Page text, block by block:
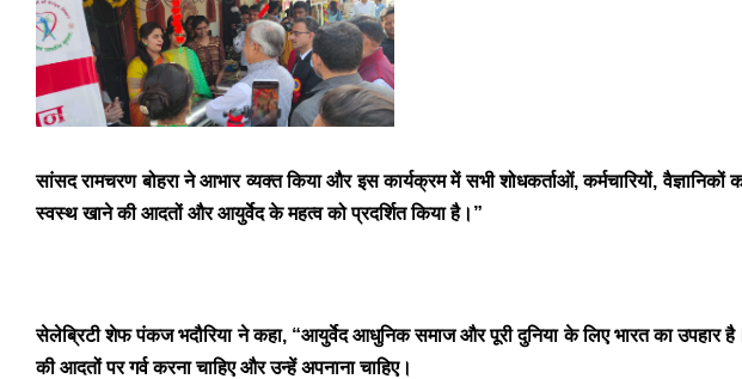
सांसद रामचरण बोहरा ने आभार व्यक्त किया और इस कार्यक्रम में सभी शोधकर्ताओं, कर्मचारियों,
स्वस्थ खाने की आदतों और आयुर्वेद के महत्व को प्रदर्शित किया है।”
सेलेब्रिटी शेफ पंकज भदौरिया ने कहा, “आयुर्वेद आधुनिक समाज और पूरी दुनिया के लिए भारत का
की आदतों पर गर्व करना चाहिए और उन्हें अपनाना चाहिए।